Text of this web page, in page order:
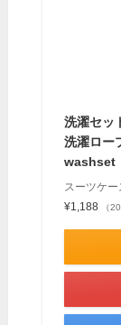
洗濯セッ
洗濯ロー
washset
スーツケ
¥1,188
（